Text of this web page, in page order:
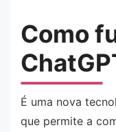
Como
É uma nova
que permite a